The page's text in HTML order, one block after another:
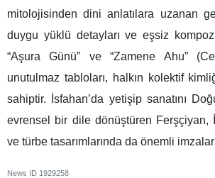
mitolojisinden dini anlatılara uzanan
duygu yüklü detayları ve eşsiz
“Aşura Günü” ve “Zamene Ahu”
unutulmaz tabloları, halkın kolektif
sahiptir. İsfahan’da yetişip sanatını
evrensel bir dile dönüştüren Ferşçiyan,
ve türbe tasarımlarında da önemli imzalar
News ID 1929258